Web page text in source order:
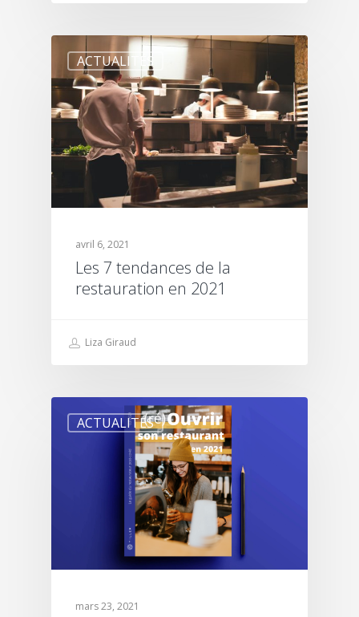
ACTUALITÉS
avril 6, 2021
Les 7 tendances de la
restauration en 2021
Liza Giraud
ACTUALITÉS
mars 23, 2021